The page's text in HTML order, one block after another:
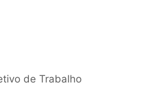
de Trabalho